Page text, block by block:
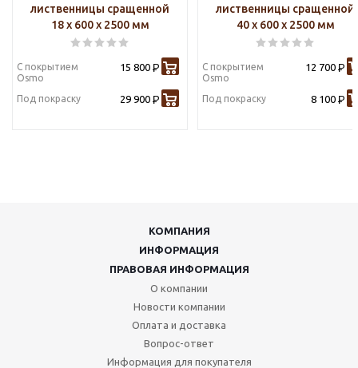
лиственницы сращенной
18 х 600 х 2500 мм
С покрытием
Osmo
15 800 Р
Под покраску 29 900 Р
лиственницы сращенной
40 х 600 х 2500 мм
С покрытием
Osmo
12 700 Р
Под покраску 8 100 Р
КОМПАНИЯ
ИНФОРМАЦИЯ
ПРАВОВАЯ ИНФОРМАЦИЯ
О компании
Новости компании
Оплата и доставка
Вопрос-ответ
Информация для покупателя